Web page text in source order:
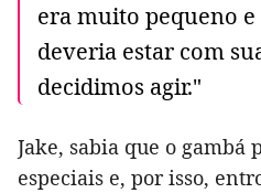
era muito pequeno
deveria estar com
decidimos agir."
Jake, sabia que o gambá
especiais e, por isso,